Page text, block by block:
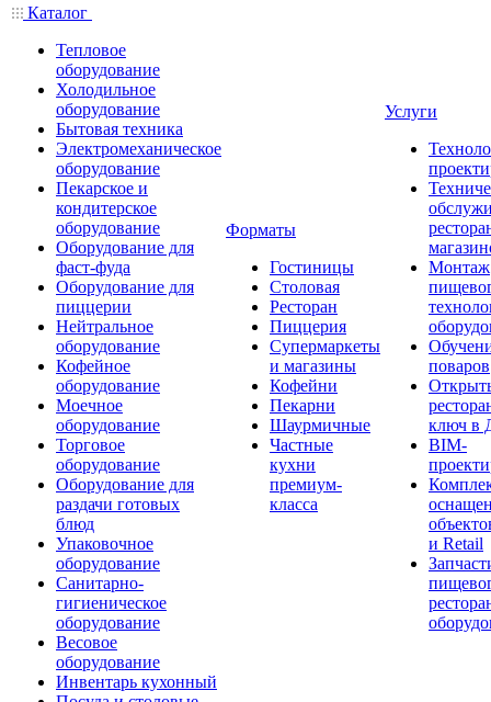
Каталог
Тепловое
оборудование
Холодильное
оборудование
Бытовая техника
Электромеханическое
оборудование
Пекарское и
кондитерское
оборудование
Оборудование для
фаст-фуда
Оборудование для
пиццерии
Нейтральное
оборудование
Кофейное
оборудование
Моечное
оборудование
Торговое
оборудование
Оборудование для
раздачи готовых
блюд
Упаковочное
оборудование
Санитарно-
гигиеническое
оборудование
Весовое
оборудование
Инвентарь кухонный
Форматы
Гостиницы
Столовая
Ресторан
Пиццерия
Супермаркеты
и магазины
Кофейни
Пекарни
Шаурмичные
Частные
кухни
премиум-
класса
Услуги
Монтаж
поваров
ключ в
BIM-
и Retail